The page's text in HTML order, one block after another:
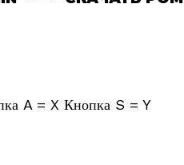
A = X Кнопка S = Y